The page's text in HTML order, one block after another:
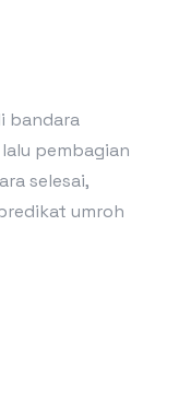
bandara
pembagian
selesai,
umroh